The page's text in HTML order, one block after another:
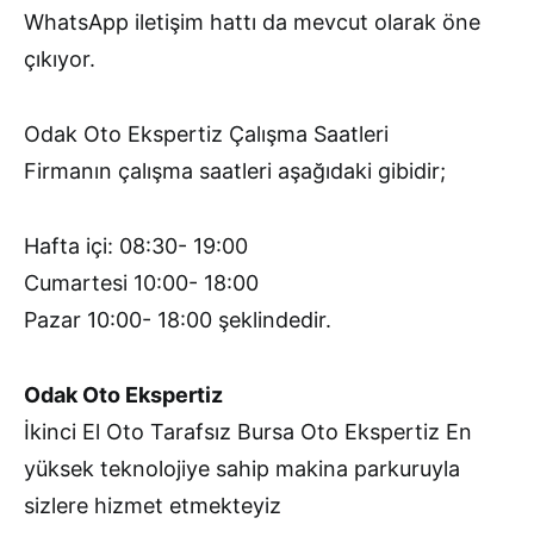
WhatsApp iletişim hattı da mevcut olarak öne
çıkıyor.
Odak Oto Ekspertiz Çalışma Saatleri
Firmanın çalışma saatleri aşağıdaki gibidir;
Hafta içi: 08:30- 19:00
Cumartesi 10:00- 18:00
Pazar 10:00- 18:00 şeklindedir.
Odak Oto Ekspertiz
İkinci El Oto Tarafsız Bursa Oto Ekspertiz En
yüksek teknolojiye sahip makina parkuruyla
sizlere hizmet etmekteyiz